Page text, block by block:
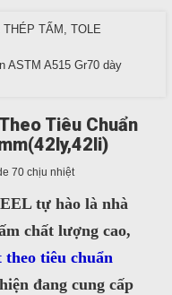
THÉP TẤM, TOLE
ASTM A515 Gr70 dày
Tiêu Chuẩn
70 chịu nhiệt
tự hào là nhà
chất lượng cao,
tiêu chuẩn
đang cung cấp